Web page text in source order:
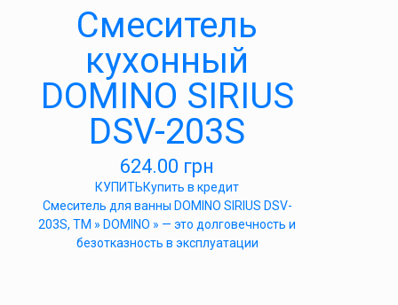
Смеситель
кухонный
DOMINO SIRIUS
DSV-203S
624.00 грн
КУПИТЬКупить в кредит
Cмеситель для ванны DOMINO SIRIUS DSV-
203S, ТМ » DOMINO » — это долговечность и
безотказность в эксплуатации